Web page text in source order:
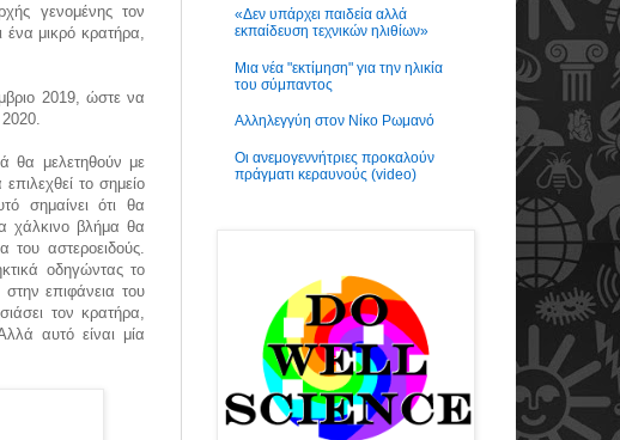
γενομένης τον
ένα μικρό κρατήρα,
2019, ώστε να
θα μελετηθούν με
το σημείο
σημαίνει ότι θα
χάλκινο βλήμα θα
του αστεροειδούς.
οδηγώντας το
επιφάνεια του
τον κρατήρα,
αυτό είναι μία
«Δεν υπάρχει παιδεία αλλά
εκπαίδευση τεχνικών ηλιθίων»
Μια νέα "εκτίμηση" για την ηλικία
του σύμπαντος
Αλληλεγγύη στον Νίκο Ρωμανό
Οι ανεμογεννήτριες προκαλούν
πράγματι κεραυνούς (video)